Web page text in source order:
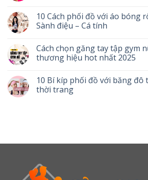
10 Cách phối đồ với áo bóng
Sành điệu – Cá tính
Cách chọn găng tay tập gym
thương hiệu hot nhất 2025
10 Bí kíp phối đồ với băng đô
thời trang